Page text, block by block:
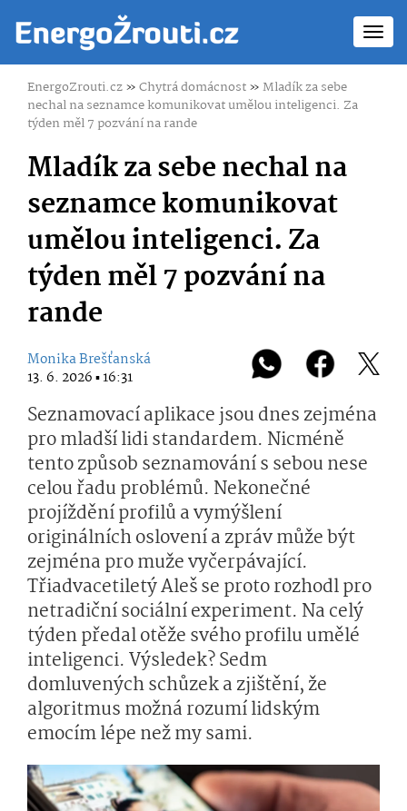
EnergoZrouti.cz»Chytrá domácnost»Mladík za sebe
nechal na seznamce komunikovat umělou inteligenci. Za
týden měl 7 pozvání na rande
Mladík za sebe nechal na
seznamce komunikovat
umělou inteligenci. Za
týden měl 7 pozvání na
rande
Monika Brešťanská
13. 6. 2026 ▪ 16:31
Seznamovací aplikace jsou dnes zejména
pro mladší lidi standardem. Nicméně
tento způsob seznamování s sebou nese
celou řadu problémů. Nekonečné
projíždění profilů a vymýšlení
originálních oslovení a zpráv může být
zejména pro muže vyčerpávající.
Třiadvacetiletý Aleš se proto rozhodl pro
netradiční sociální experiment. Na celý
týden předal otěže svého profilu umělé
inteligenci. Výsledek? Sedm
domluvených schůzek a zjištění, že
algoritmus možná rozumí lidským
emocím lépe než my sami.